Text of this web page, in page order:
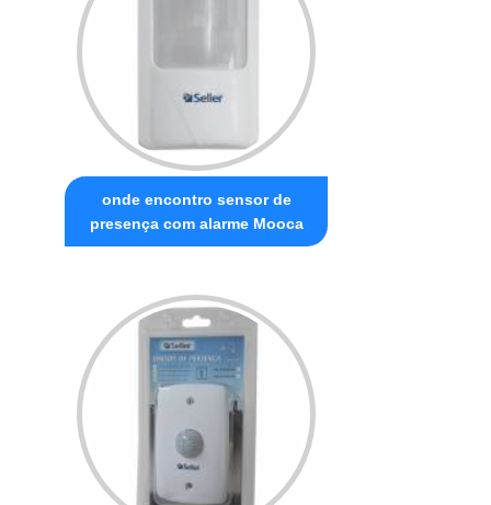
onde encontro sensor de
presença com alarme Mooca